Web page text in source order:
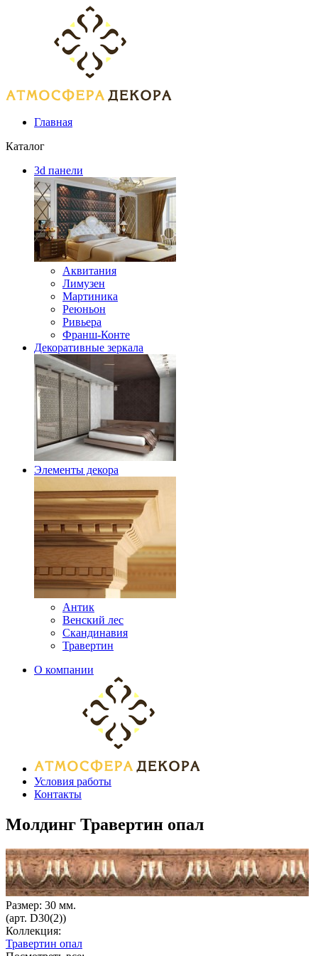
Главная
Каталог
3d панели
Аквитания
Лимузен
Мартиника
Реюньон
Ривьера
Франш-Конте
Декоративные зеркала
Элементы декора
Антик
Венский лес
Скандинавия
Травертин
О компании
Условия работы
Контакты
Молдинг Травертин опал
Размер: 30 мм.
(арт. D30(2))
Коллекция:
Травертин опал